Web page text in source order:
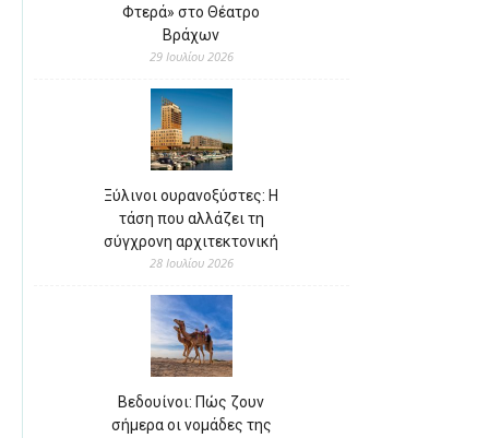
Φτερά» στο Θέατρο
Βράχων
29 Ιουλίου 2026
Ξύλινοι ουρανοξύστες: Η
τάση που αλλάζει τη
σύγχρονη αρχιτεκτονική
28 Ιουλίου 2026
Βεδουίνοι: Πώς ζουν
σήμερα οι νομάδες της